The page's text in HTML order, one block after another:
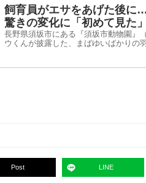
飼育員がエサをあげた後
驚きの変化に「初めて見た」
長野県須坂市にある『須坂市動物園』
ウくんが披露した、まばゆいばかりの
Post LINE